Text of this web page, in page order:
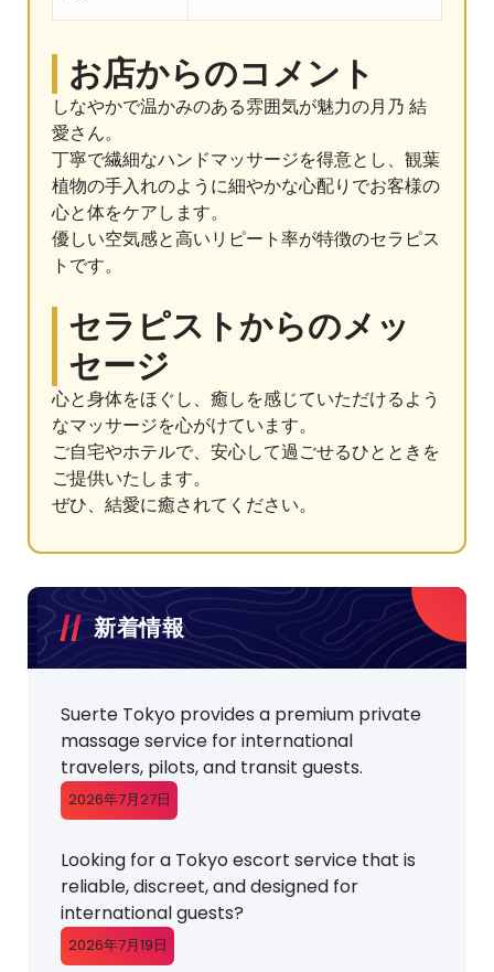
お店からのコメント
しなやかで温かみのある雰囲気が魅力の月乃 結
愛さん。
丁寧で繊細なハンドマッサージを得意とし、観葉
植物の手入れのように細やかな心配りでお客様の
心と体をケアします。
優しい空気感と高いリピート率が特徴のセラピス
トです。
セラピストからのメッ
セージ
心と身体をほぐし、癒しを感じていただけるよう
なマッサージを心がけています。
ご自宅やホテルで、安心して過ごせるひとときを
ご提供いたします。
ぜひ、結愛に癒されてください。
新着情報
Suerte Tokyo provides a premium private
massage service for international
travelers, pilots, and transit guests.
2026年7月27日
Looking for a Tokyo escort service that is
reliable, discreet, and designed for
international guests?
2026年7月19日